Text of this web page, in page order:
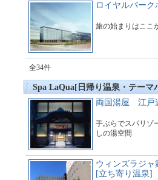
ロイヤルパーク
旅の始まりはここ
全34件
Spa LaQua[日帰り温泉・テー
両国湯屋 江戸
手ぶらでスパリゾ
しの湯空間
ウィンズラジャ
[立ち寄り温泉]